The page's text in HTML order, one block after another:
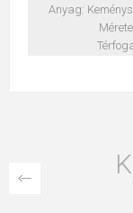
Anyag: